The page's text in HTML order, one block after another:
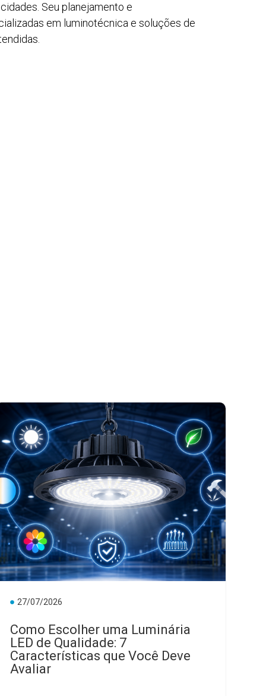
Seu planejamento e
em luminotécnica e soluções de
27/07/2026
Como Escolher uma Luminária
LED de Qualidade: 7
Características que Você Deve
Avaliar